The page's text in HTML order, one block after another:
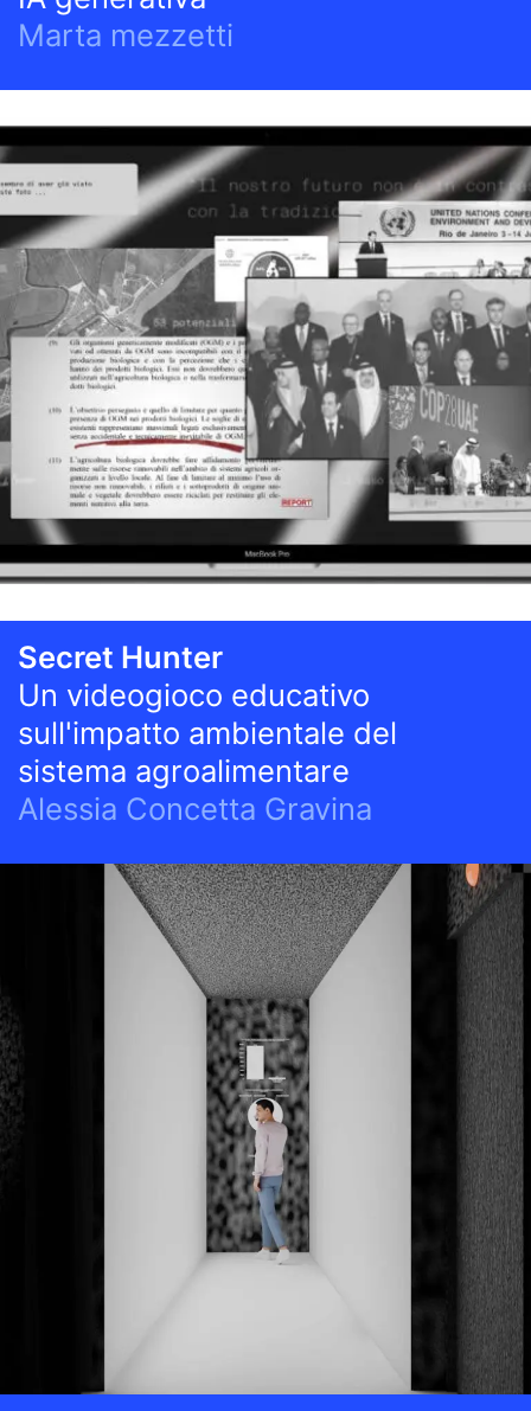
Marta mezzetti
Secret Hunter
Un videogioco educativo
sull'impatto ambientale del
sistema agroalimentare
Alessia Concetta Gravina